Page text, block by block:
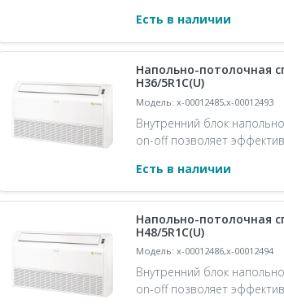
Есть в наличии
Напольно-потолочная
H36/5R1C(U)
Модель: x-00012485,x-00012493
Внутренний блок
on-off позволяет
Есть в наличии
Напольно-потолочная
H48/5R1C(U)
Модель: x-00012486,x-00012494
Внутренний блок
on-off позволяет